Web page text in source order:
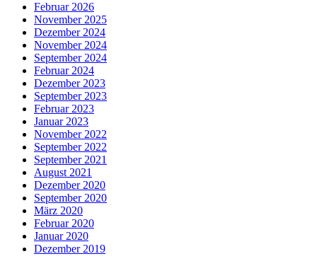
Februar 2026
November 2025
Dezember 2024
November 2024
September 2024
Februar 2024
Dezember 2023
September 2023
Februar 2023
Januar 2023
November 2022
September 2022
September 2021
August 2021
Dezember 2020
September 2020
März 2020
Februar 2020
Januar 2020
Dezember 2019